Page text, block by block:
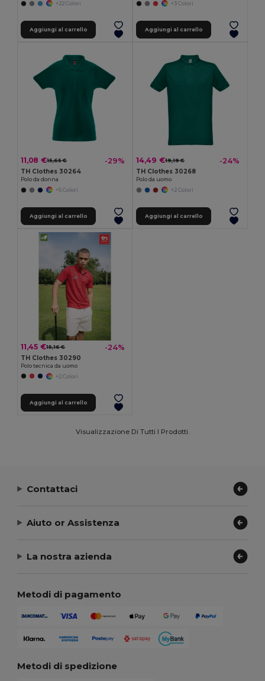
+22 Colori
Aggiungi al carrello
+3 Colori
Aggiungi al carrello
11,08 €15,65 € -29%
TH Clothes 30264
Polo da donna
+5 Colori
Aggiungi al carrello
14,49 €19,19 € -24%
TH Clothes 30268
Polo da uomo
+2 Colori
Aggiungi al carrello
11,45 €15,16 € -24%
TH Clothes 30290
Polo tecnica da uomo
+2 Colori
Aggiungi al carrello
Visualizzazione Di Tutti I Prodotti.
Contattaci
Aiuto or Assistenza
La nostra azienda
Metodi di pagamento
Metodi di spedizione